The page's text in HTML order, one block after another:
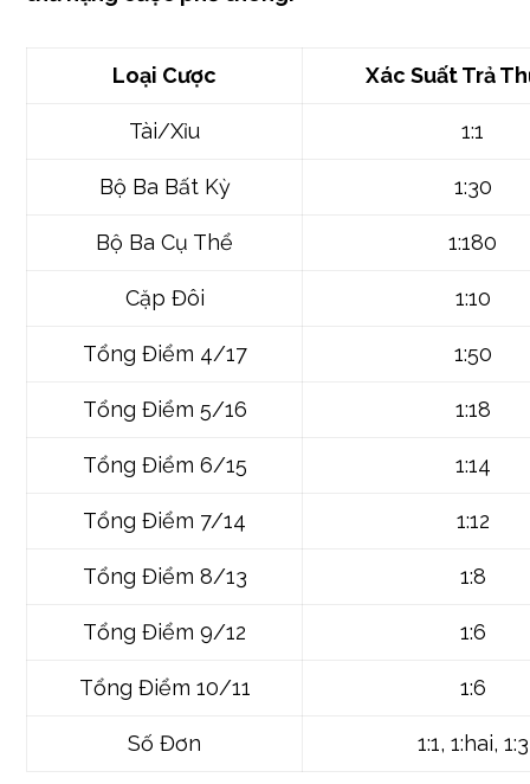
Ví dụ: Nếu người công ty đặt cược 100.000 việt
vào cửa ngõ Tài cùng hết sức Xác Suất trả
những:1, người công ty đã nhấn được 100.000
tiền chiến hạ (xung quanh tiền cược khi đầu).
Bảng Xác Suất trả thưởng tham khảo rộng rãi
thứ hạng cược phổ thông:
Loại Cược Xác Suất Trả
Tài/Xỉu 1:1
Bộ Ba Bất Kỳ 1:30
Bộ Ba Cụ Thể 1:180
Cặp Đôi 1:10
Tổng Điểm 4/17 1:50
Tổng Điểm 5/16 1:18
Tổng Điểm 6/15 1:14
Tổng Điểm 7/14 1:12